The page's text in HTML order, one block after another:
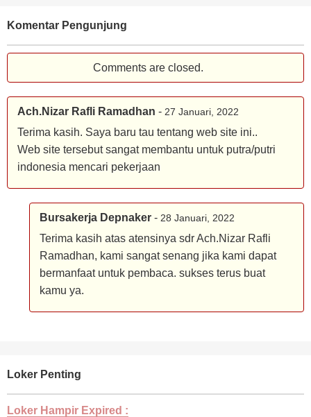
Komentar Pengunjung
Comments are closed.
Ach.Nizar Rafli Ramadhan - 27 Januari, 2022
Terima kasih. Saya baru tau tentang web site ini..
Web site tersebut sangat membantu untuk putra/putri
indonesia mencari pekerjaan
Bursakerja Depnaker - 28 Januari, 2022
Terima kasih atas atensinya sdr Ach.Nizar Rafli
Ramadhan, kami sangat senang jika kami dapat
bermanfaat untuk pembaca. sukses terus buat
kamu ya.
Loker Penting
Loker Hampir Expired :